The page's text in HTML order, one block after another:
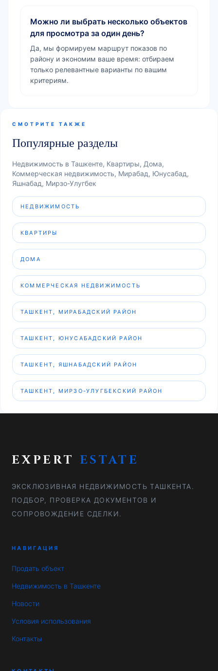
Можно ли выбрать несколько объектов
для просмотра за один день?
Да, мы формируем маршрут показов по
району и экономим ваше время: отбираем
только релевантные варианты по вашим
критериям.
СМОТРИТЕ ТАКЖЕ
Популярные разделы
Недвижимость в Ташкенте, Квартиры, Дома,
Коммерческая недвижимость, Мирабад, Юнусабад,
Яшнабад, Мирзо-Улугбек
НЕДВИЖИМОСТЬ
КВАРТИРЫ
ДОМА
КОММЕРЧЕСКАЯ НЕДВИЖИМОСТЬ
ТАШКЕНТ, МИРАБАДСКИЙ РАЙОН
ТАШКЕНТ, ЮНУСАБАДСКИЙ РАЙОН
ТАШКЕНТ, ЯШНАБАДСКИЙ РАЙОН
ТАШКЕНТ, МИРЗО-УЛУГБЕКСКИЙ РАЙОН
EXPERT ESTATE
ЭКСКЛЮЗИВНАЯ НЕДВИЖИМОСТЬ ТАШКЕНТА.
ПОДБОР, ПРОВЕРКА ДОКУМЕНТОВ И
СОПРОВОЖДЕНИЕ СДЕЛКИ.
НАВИГАЦИЯ
Продать объект
Недвижимость в Ташкенте
Новости
Условия использования
Контакты